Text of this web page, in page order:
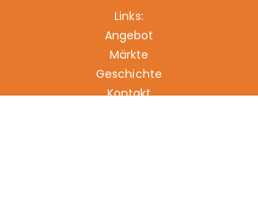
Links:
Angebot
Märkte
Geschichte
Kontakt